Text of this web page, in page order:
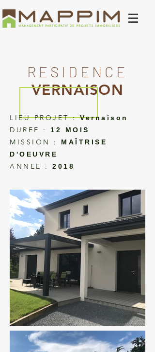
RESIDENCE
VERNAISON
LIEU PROJET :Vernaison
DUREE : 12 MOIS
MISSION :
MAÎTRISE
D'OEUVRE
ANNEE : 2018